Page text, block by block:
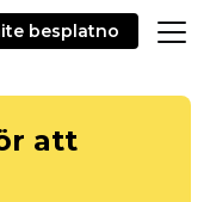
besplatno
att